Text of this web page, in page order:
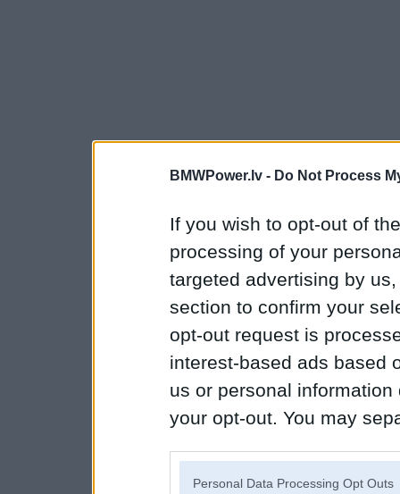
BMWPower.lv - Do Not Process
If you wish to opt-out of
processing of your
targeted advertising by
section to confirm your
opt-out request is
interest-based ads based
us or personal
your opt-out. You may
Personal Data Processing Opt Outs